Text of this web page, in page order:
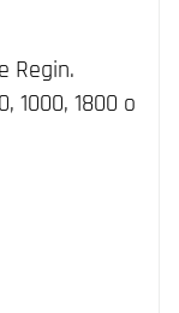
Regin.
1000, 1800 o